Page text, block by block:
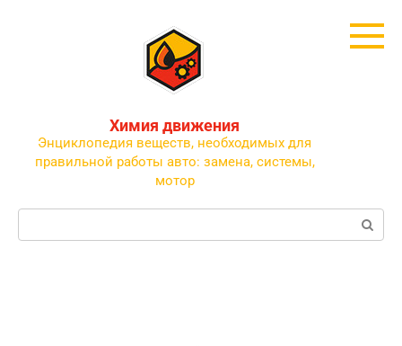
Химия движения
Энциклопедия веществ, необходимых для
правильной работы авто: замена, системы,
мотор
Поиск: